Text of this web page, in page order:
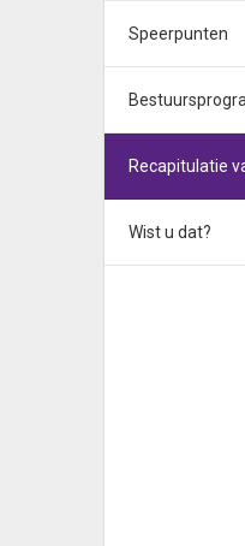
Speerpunten
Recapitulatie
Wist u dat?